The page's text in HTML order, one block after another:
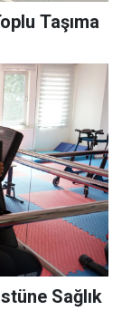
Taşıma
Sağlık